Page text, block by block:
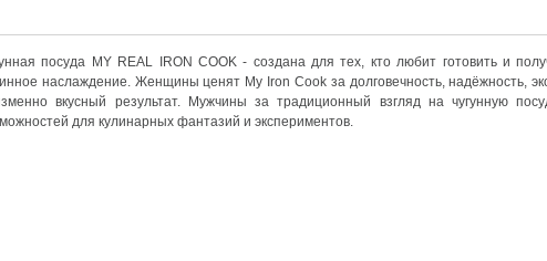
посуда MY REAL IRON COOK - создана для тех, кто любит готовить и
наслаждение. Женщины ценят My Iron Cook за долговечность, надёжность,
вкусный результат. Мужчины за традиционный взгляд на чугунную
для кулинарных фантазий и экспериментов.